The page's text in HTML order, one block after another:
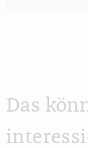
Das